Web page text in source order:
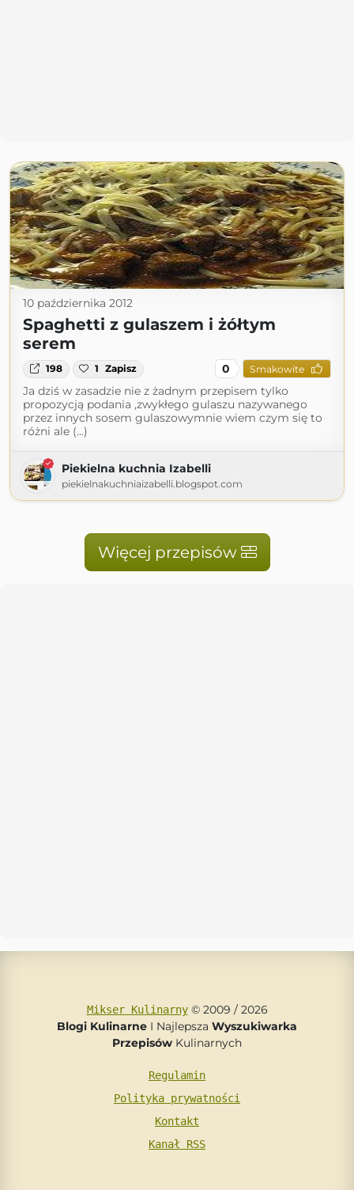
10 października 2012
Spaghetti z gulaszem i żółtym
serem
198 1 Zapisz 0 Smakowite
Ja dziś w zasadzie nie z żadnym przepisem tylko
propozycją podania ,zwykłego gulaszu nazywanego
przez innych sosem gulaszowymnie wiem czym się to
różni ale (...)
Piekielna kuchnia Izabelli
piekielnakuchniaizabelli.blogspot.com
Więcej przepisów
Mikser Kulinarny© 2009 / 2026
Blogi Kulinarne I Najlepsza Wyszukiwarka
Przepisów Kulinarnych
Regulamin
Polityka prywatności
Kontakt
Kanał RSS